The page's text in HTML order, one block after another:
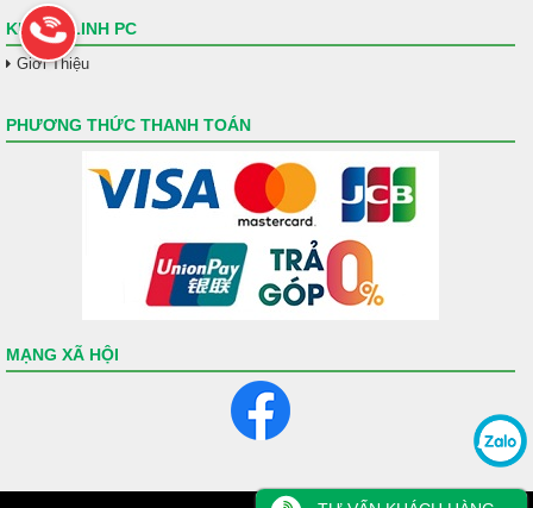
KHÁNH LINH PC
Giới Thiệu
PHƯƠNG THỨC THANH TOÁN
MẠNG XÃ HỘI